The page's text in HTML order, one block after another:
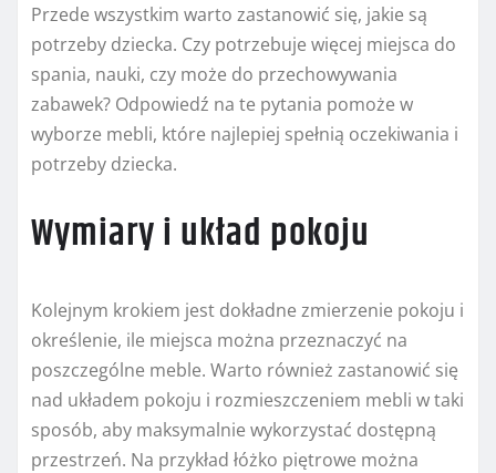
Przede wszystkim warto zastanowić się, jakie są
potrzeby dziecka. Czy potrzebuje więcej miejsca do
spania, nauki, czy może do przechowywania
zabawek? Odpowiedź na te pytania pomoże w
wyborze mebli, które najlepiej spełnią oczekiwania i
potrzeby dziecka.
Wymiary i układ pokoju
Kolejnym krokiem jest dokładne zmierzenie pokoju i
określenie, ile miejsca można przeznaczyć na
poszczególne meble. Warto również zastanowić się
nad układem pokoju i rozmieszczeniem mebli w taki
sposób, aby maksymalnie wykorzystać dostępną
przestrzeń. Na przykład łóżko piętrowe można